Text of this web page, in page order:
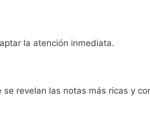
la atención inmediata.
revelan las notas más ricas y